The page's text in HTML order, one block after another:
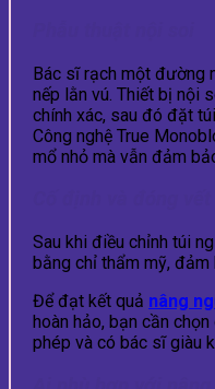
Bác sĩ rạch một đường
nếp lằn vú. Thiết bị nội
chính xác, sau đó đặt
Công nghệ True
mổ nhỏ mà vẫn đảm
Sau khi điều chỉnh túi
bằng chỉ thẩm mỹ,
Để đạt kết quả nâng
hoàn hảo, bạn cần
phép và có bác sĩ giàu